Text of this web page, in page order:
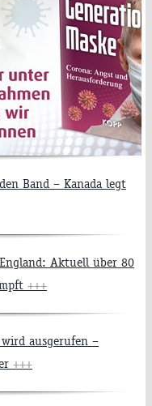
Band – Kanada legt
Aktuell über 80
+++
wird ausgerufen –
+++